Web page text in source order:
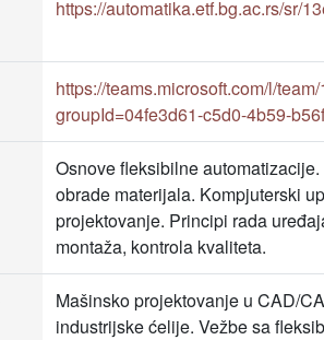
https://automatika.etf.bg.ac.rs/sr/
https://teams.microsoft.com/l/
groupId=04fe3d61-c5d0-4b59-
Osnove fleksibilne
obrade materijala. Kompjuterski
projektovanje. Principi rada
montaža, kontrola kvaliteta.
Mašinsko projektovanje u CAD/
industrijske ćelije. Vežbe sa